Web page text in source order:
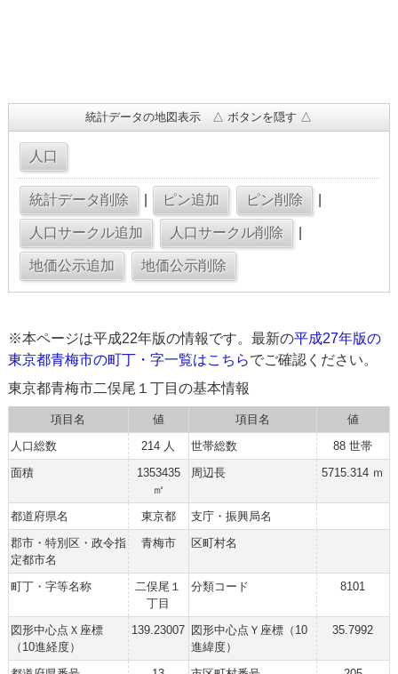
統計データの地図表示 △ ボタンを隠す △
※本ページは平成22年版の情報です。最新の平成27年版の
東京都青梅市の町丁・字一覧はこちらでご確認ください。
東京都青梅市二俣尾１丁目の基本情報
項目名 値 項目名
値
人口総数
214 人 世帯総数
88 世帯
面積
1353435
㎡
周辺長 5715.314 ｍ
都道府県名 東京都
支庁・振興局名
郡市・特別区・政令指
定都市名
青梅市 区町村名
町丁・字等名称
二俣尾１
丁目
分類コード 8101
図形中心点Ｘ座標
（10進経度）
139.23007 図形中心点Ｙ座標（10
進緯度）
35.7992